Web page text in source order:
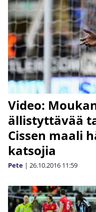
Video:
ällistyttävää
Cissen maali
katsojia
Pete | 26.10.2016 11:59